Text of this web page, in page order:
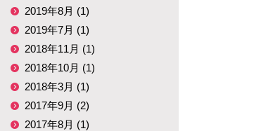
2019年8月 (1)
2019年7月 (1)
2018年11月 (1)
2018年10月 (1)
2018年3月 (1)
2017年9月 (2)
2017年8月 (1)